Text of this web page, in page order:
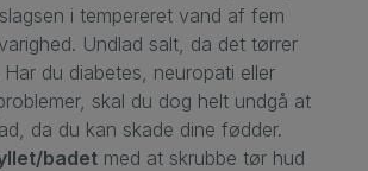
i tempereret vand af fem
Undlad salt, da det tørrer
du diabetes, neuropati eller
skal du dog helt undgå at
da du kan skade dine fødder.
badetmed at skrubbe tør hud